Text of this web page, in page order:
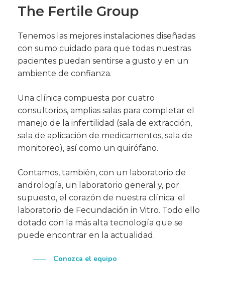
The Fertile Group
Tenemos las mejores instalaciones diseñadas
con sumo cuidado para que todas nuestras
pacientes puedan sentirse a gusto y en un
ambiente de confianza.
Una clínica compuesta por cuatro
consultorios, amplias salas para completar el
manejo de la infertilidad (sala de extracción,
sala de aplicación de medicamentos, sala de
monitoreo), así como un quirófano.
Contamos, también, con un laboratorio de
andrología, un laboratorio general y, por
supuesto, el corazón de nuestra clínica: el
laboratorio de Fecundación in Vitro. Todo ello
dotado con la más alta tecnología que se
puede encontrar en la actualidad.
Conozca el equipo